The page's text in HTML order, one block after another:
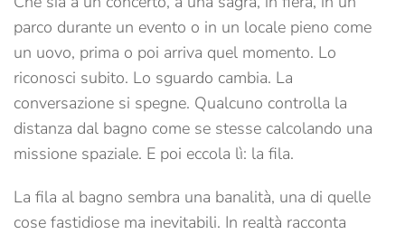
parco durante un evento o in un locale pieno come
un uovo, prima o poi arriva quel momento. Lo
riconosci subito. Lo sguardo cambia. La
conversazione si spegne. Qualcuno controlla la
distanza dal bagno come se stesse calcolando una
missione spaziale. E poi eccola lì: la fila.
La fila al bagno sembra una banalità, una di quelle
cose fastidiose ma inevitabili. In realtà racconta